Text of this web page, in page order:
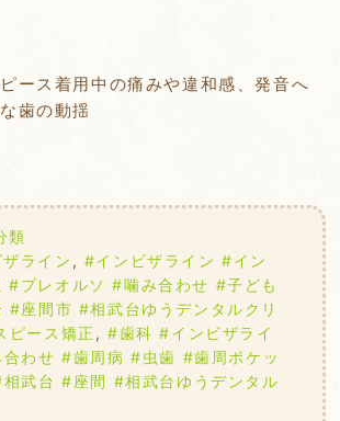
ース着用中の痛みや違和感、発音へ
歯の動揺
類
ライン , #インビザライン #イン
#プレオルソ #噛み合わせ #子ども
#座間市 #相武台ゆうデンタルクリ
ピース矯正 ,#歯科 #インビザライ
わせ #歯周病 #虫歯 #歯周ポケッ
武台 #座間 #相武台ゆうデンタル